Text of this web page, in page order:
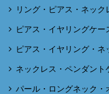
リング・ピアス・ネッ
ピアス・イヤリングケー
ピアス・イヤリング・ネ
ネックレス・ペンダント
パール・ロングネック・